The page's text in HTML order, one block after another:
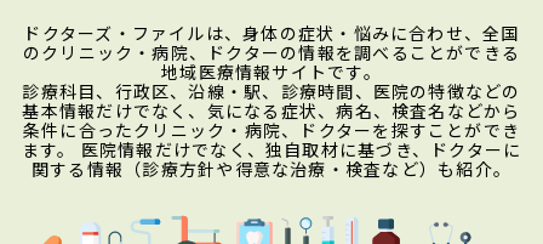
ドクターズ・ファイルは、身体の症状・悩みに合わせ、全国
のクリニック・病院、ドクターの情報を調べることができる
地域医療情報サイトです。
診療科目、行政区、沿線・駅、診療時間、医院の特徴などの
基本情報だけでなく、気になる症状、病名、検査名などから
条件に合ったクリニック・病院、ドクターを探すことができ
ます。 医院情報だけでなく、独自取材に基づき、ドクターに
関する情報（診療方針や得意な治療・検査など）も紹介。